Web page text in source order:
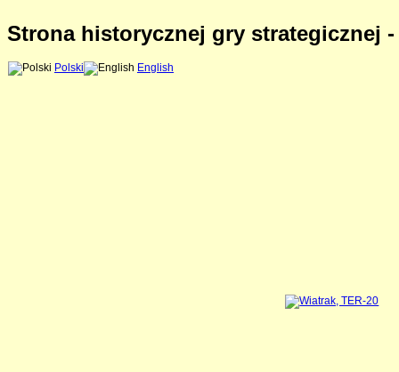
Strona historycznej gry strategicznej
Polski English